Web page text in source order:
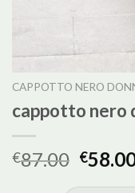
CAPPOTTO NERO
cappotto nero
€87.00 €